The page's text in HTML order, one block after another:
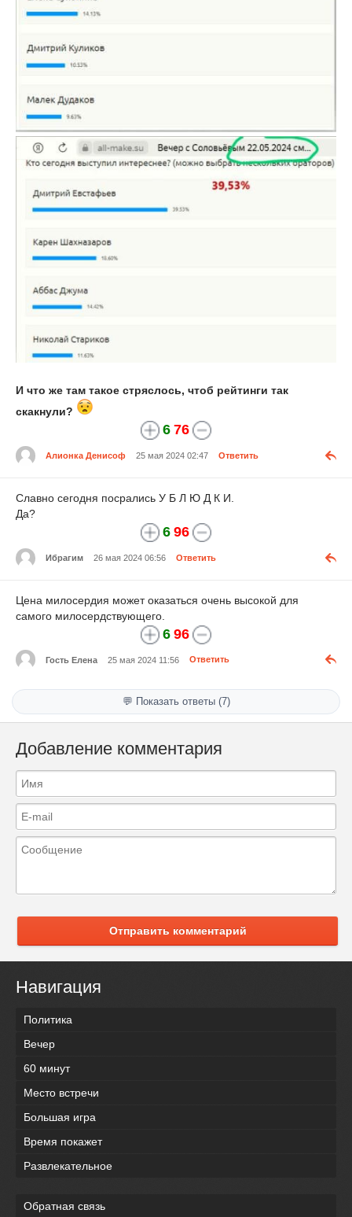
И что же там такое стряслось, чтоб рейтинги так
скакнули?
6 76
Алионка Денисоф 25 мая 2024 02:47 Ответить
Славно сегодня посрались У Б Л Ю Д К И.
Да?
6 96
Ибрагим 26 мая 2024 06:56 Ответить
Цена милосердия может оказаться очень высокой для
самого милосердствующего.
6 96
Гость Елена 25 мая 2024 11:56 Ответить
💬 Показать ответы (7)
Добавление комментария
Отправить комментарий
Навигация
Политика
Вечер
60 минут
Место встречи
Большая игра
Время покажет
Развлекательное
Обратная связь